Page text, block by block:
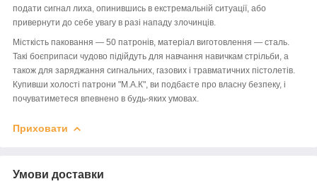
подати сигнал лиха, опинившись в екстремальній ситуації, або
привернути до себе увагу в разі нападу злочинців.
Місткість паковання — 50 патронів, матеріал виготовлення — сталь.
Такі боєприпаси чудово підійдуть для навчання навичкам стрільби, а
також для заряджання сигнальних, газових і травматичних пістолетів.
Купивши холості патрони "М.А.К", ви подбаєте про власну безпеку, і
почуватиметеся впевнено в будь-яких умовах.
Приховати
Умови доставки